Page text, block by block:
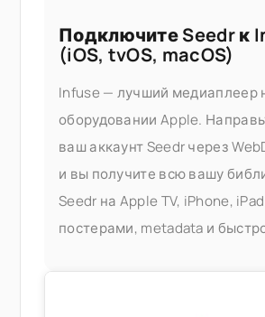
Подключите Seedr к
(iOS, tvOS, macOS)
Infuse — лучший медиаплеер
оборудовании Apple.
ваш аккаунт Seedr через
и вы получите всю вашу
Seedr на Apple TV, iPhone,
постерами, metadata и